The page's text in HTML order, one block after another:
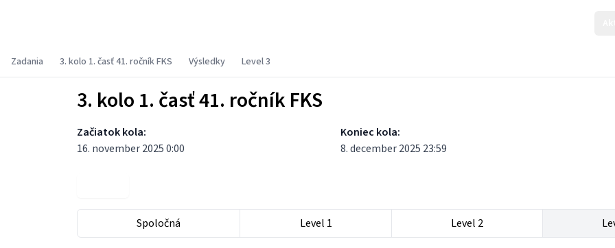
Zadania 3. kolo 1. časť 41. ročník FKS Výsledky Level 3
3. kolo 1. časť 41. ročník FKS
Začiatok kola:
16. november 2025 0:00
Koniec kola:
8. december 2025 23:59
Spoločná Level 1 Level 2